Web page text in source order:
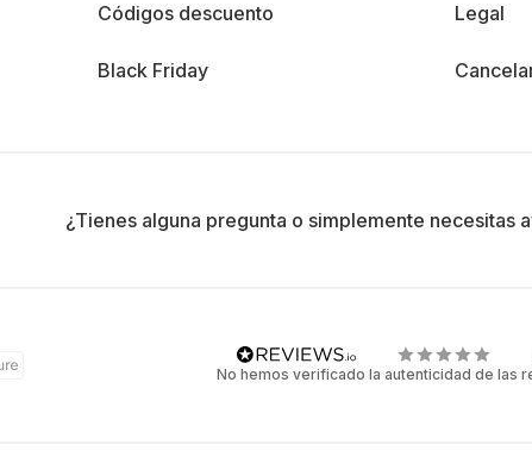
Códigos descuento
Black Friday
Legal
¿Tienes alguna pregunta o simplemente necesitas
No hemos verificado la autenticidad de las